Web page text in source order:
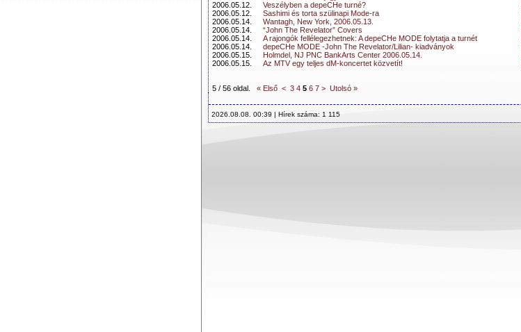
2006.05.12.
Veszélyben a depeCHe turné?
2006.05.12.
Sashimi és torta szülinapi Mode-ra
2006.05.14.
Wantagh, New York, 2006.05.13.
2006.05.14.
“John The Revelator” Covers
2006.05.14.
A rajongók fellélegezhetnek: A depeCHe MODE folytatja a turnét
2006.05.14.
depeCHe MODE -John The Revelator/Lilian- kiadványok
2006.05.15.
Holmdel, NJ PNC BankArts Center 2006.05.14.
2006.05.15.
Az MTV egy teljes dM-koncertet közvetít!
5 / 56 oldal. « Első < 3 4 5 6 7 > Utolsó »
2026.08.08. 00:39 | Hírek száma: 1 115